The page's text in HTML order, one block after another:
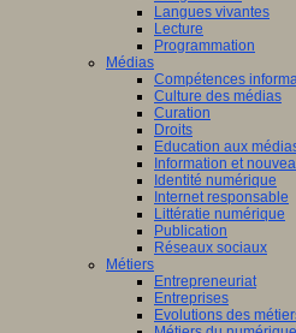
Langues vivantes
Lecture
Programmation
Médias
Compétences
Culture des médias
Curation
Droits
Education aux
Information et
Identité numérique
Internet responsable
Littératie numérique
Publication
Réseaux sociaux
Métiers
Entrepreneuriat
Entreprises
Evolutions des